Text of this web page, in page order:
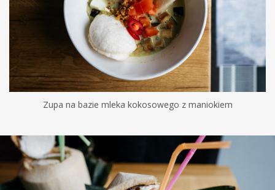
Zupa na bazie mleka kokosowego z maniokiem